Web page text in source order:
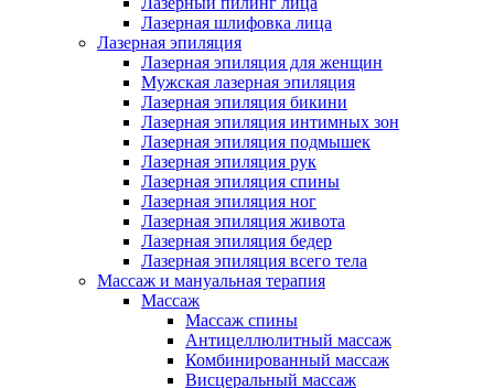
Лазерная шлифовка лица
Лазерная эпиляция
Лазерная эпиляция для женщин
Мужская лазерная эпиляция
Лазерная эпиляция бикини
Лазерная эпиляция интимных зон
Лазерная эпиляция подмышек
Лазерная эпиляция рук
Лазерная эпиляция спины
Лазерная эпиляция ног
Лазерная эпиляция живота
Лазерная эпиляция бедер
Лазерная эпиляция всего тела
Массаж и мануальная терапия
Массаж
Массаж спины
Антицеллюлитный массаж
Комбинированный массаж
Висцеральный массаж